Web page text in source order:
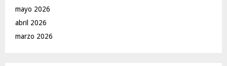
mayo 2026
abril 2026
marzo 2026